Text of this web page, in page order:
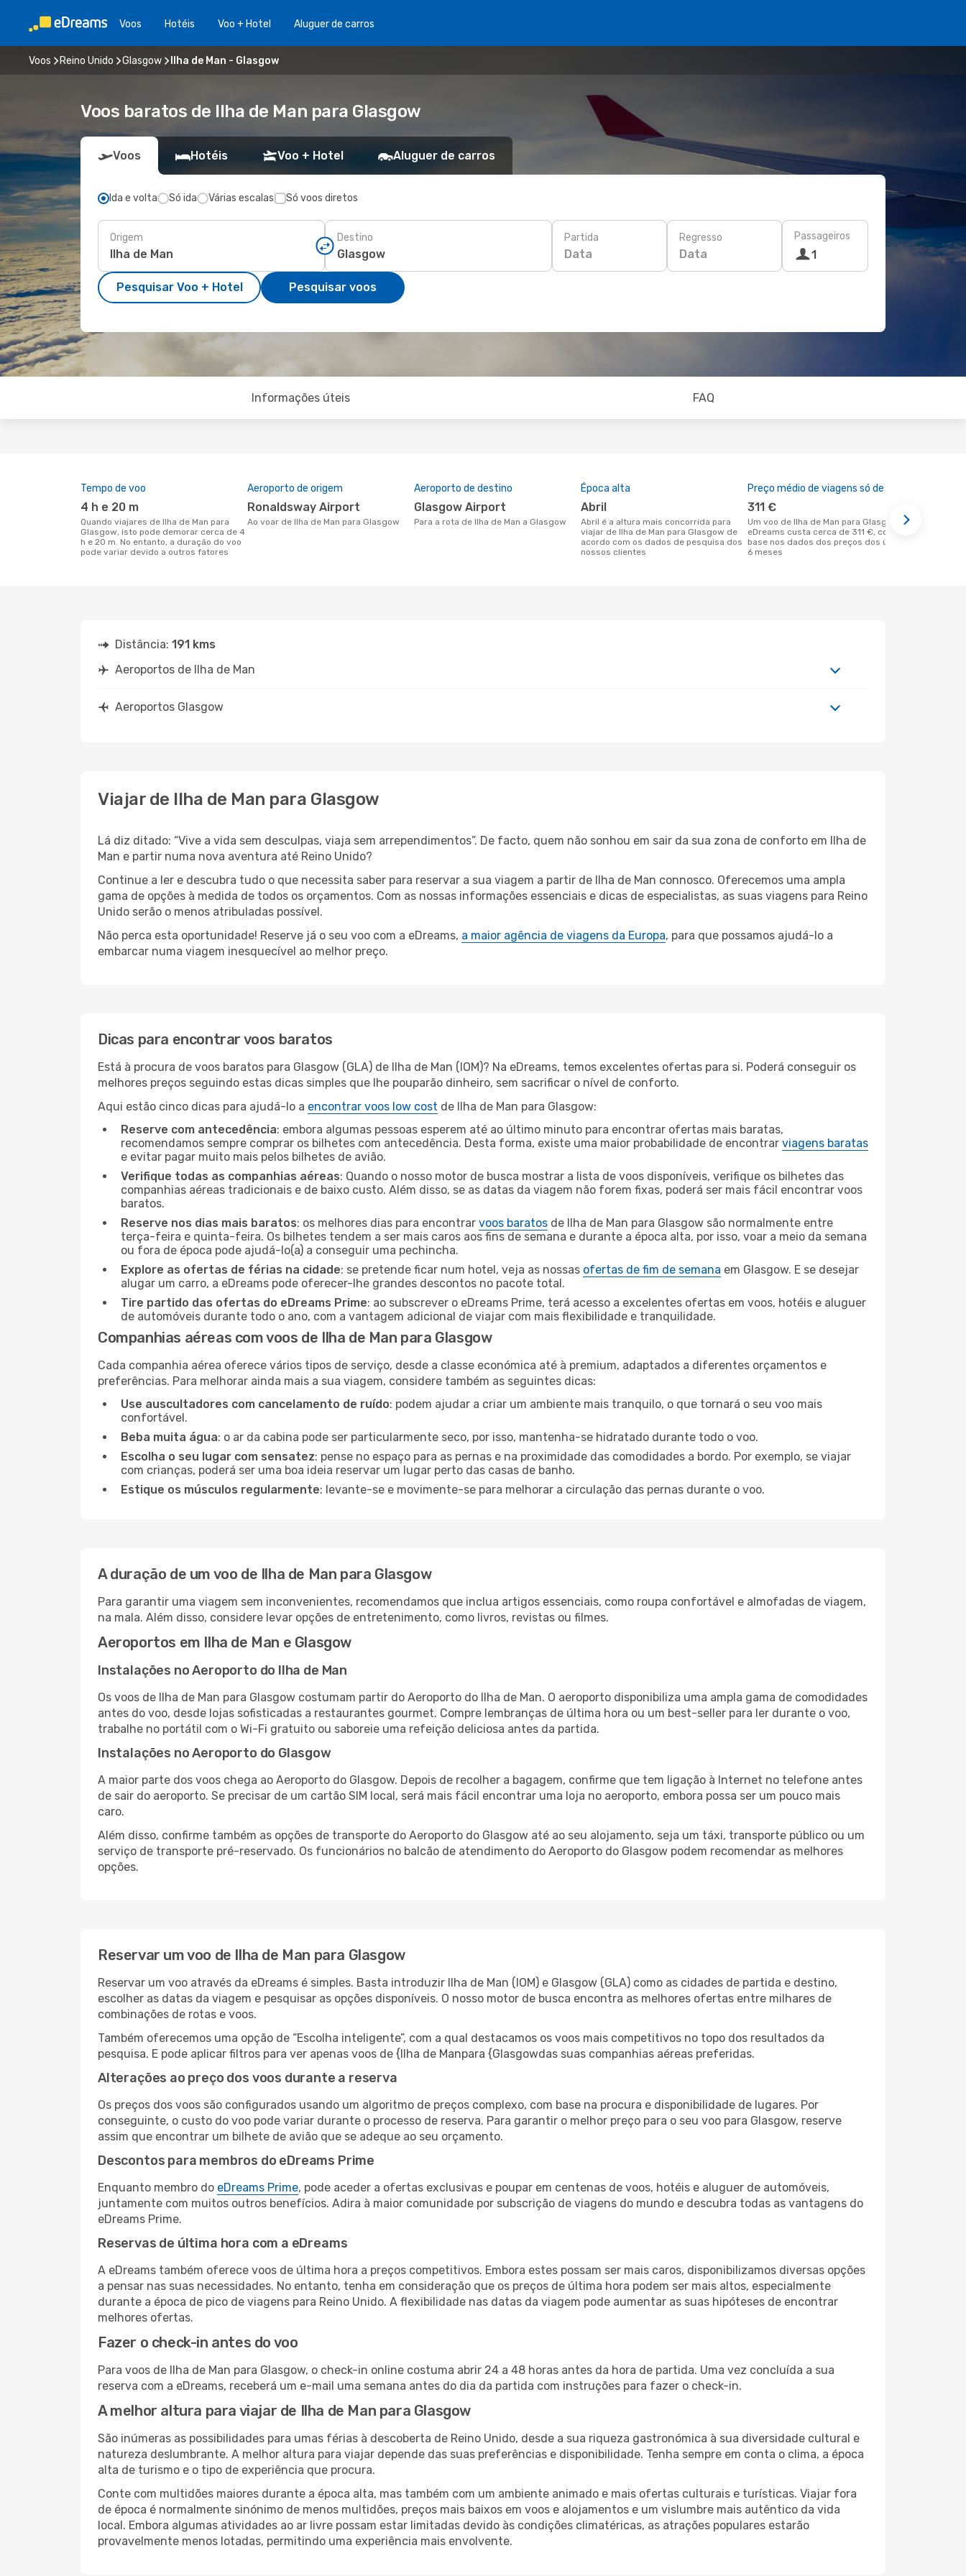
Voos Hotéis Voo + Hotel Aluguer de carros
Voos Reino Unido Glasgow Ilha de Man - Glasgow
Voos baratos de Ilha de Man para Glasgow
Voos Hotéis Voo + Hotel Aluguer de carros
Ida e volta Só ida Várias escalas Só voos diretos
Origem Destino Partida
Data
Regresso
Data
Passageiros
1
Pesquisar Voo + Hotel Pesquisar voos
Informações úteis FAQ
Tempo de voo
4 h e 20 m
Quando viajares de Ilha de Man para
Glasgow, isto pode demorar cerca de 4
h e 20 m. No entanto, a duração do voo
pode variar devido a outros fatores
Aeroporto de origem
Ronaldsway Airport
Ao voar de Ilha de Man para Glasgow
Aeroporto de destino
Glasgow Airport
Para a rota de Ilha de Man a Glasgow
Época alta
abril
abril é a altura mais concorrida para
viajar de Ilha de Man para Glasgow de
acordo com os dados de pesquisa dos
nossos clientes
Preço médio de viagens só de ida
311 €
Um voo de Ilha de Man para Glasgow na
eDreams custa cerca de 311 €, com
base nos dados dos preços dos últimos
6 meses
Distância: 191 kms
Aeroportos de Ilha de Man
Aeroportos Glasgow
Viajar de Ilha de Man para Glasgow
Lá diz ditado: “Vive a vida sem desculpas, viaja sem arrependimentos”. De facto, quem não sonhou em sair da sua zona de conforto em Ilha de
Man e partir numa nova aventura até Reino Unido?
Continue a ler e descubra tudo o que necessita saber para reservar a sua viagem a partir de Ilha de Man connosco. Oferecemos uma ampla
gama de opções à medida de todos os orçamentos. Com as nossas informações essenciais e dicas de especialistas, as suas viagens para Reino
Unido serão o menos atribuladas possível.
Não perca esta oportunidade! Reserve já o seu voo com a eDreams, a maior agência de viagens da Europa, para que possamos ajudá-lo a
embarcar numa viagem inesquecível ao melhor preço.
Dicas para encontrar voos baratos
Está à procura de voos baratos para Glasgow (GLA) de Ilha de Man (IOM)? Na eDreams, temos excelentes ofertas para si. Poderá conseguir os
melhores preços seguindo estas dicas simples que lhe pouparão dinheiro, sem sacrificar o nível de conforto.
Aqui estão cinco dicas para ajudá-lo a encontrar voos low cost de Ilha de Man para Glasgow:
Reserve com antecedência: embora algumas pessoas esperem até ao último minuto para encontrar ofertas mais baratas,
recomendamos sempre comprar os bilhetes com antecedência. Desta forma, existe uma maior probabilidade de encontrar viagens baratas
e evitar pagar muito mais pelos bilhetes de avião.
Verifique todas as companhias aéreas: Quando o nosso motor de busca mostrar a lista de voos disponíveis, verifique os bilhetes das
companhias aéreas tradicionais e de baixo custo. Além disso, se as datas da viagem não forem fixas, poderá ser mais fácil encontrar voos
baratos.
Reserve nos dias mais baratos: os melhores dias para encontrar voos baratos de Ilha de Man para Glasgow são normalmente entre
terça-feira e quinta-feira. Os bilhetes tendem a ser mais caros aos fins de semana e durante a época alta, por isso, voar a meio da semana
ou fora de época pode ajudá-lo(a) a conseguir uma pechincha.
Explore as ofertas de férias na cidade: se pretende ficar num hotel, veja as nossas ofertas de fim de semana em Glasgow. E se desejar
alugar um carro, a eDreams pode oferecer-lhe grandes descontos no pacote total.
Tire partido das ofertas do eDreams Prime: ao subscrever o eDreams Prime, terá acesso a excelentes ofertas em voos, hotéis e aluguer
de automóveis durante todo o ano, com a vantagem adicional de viajar com mais flexibilidade e tranquilidade.
Companhias aéreas com voos de Ilha de Man para Glasgow
Cada companhia aérea oferece vários tipos de serviço, desde a classe económica até à premium, adaptados a diferentes orçamentos e
preferências. Para melhorar ainda mais a sua viagem, considere também as seguintes dicas:
Use auscultadores com cancelamento de ruído: podem ajudar a criar um ambiente mais tranquilo, o que tornará o seu voo mais
confortável.
Beba muita água: o ar da cabina pode ser particularmente seco, por isso, mantenha-se hidratado durante todo o voo.
Escolha o seu lugar com sensatez: pense no espaço para as pernas e na proximidade das comodidades a bordo. Por exemplo, se viajar
com crianças, poderá ser uma boa ideia reservar um lugar perto das casas de banho.
Estique os músculos regularmente: levante-se e movimente-se para melhorar a circulação das pernas durante o voo.
A duração de um voo de Ilha de Man para Glasgow
Para garantir uma viagem sem inconvenientes, recomendamos que inclua artigos essenciais, como roupa confortável e almofadas de viagem,
na mala. Além disso, considere levar opções de entretenimento, como livros, revistas ou filmes.
Aeroportos em Ilha de Man e Glasgow
Instalações no Aeroporto do Ilha de Man
Os voos de Ilha de Man para Glasgow costumam partir do Aeroporto do Ilha de Man. O aeroporto disponibiliza uma ampla gama de comodidades
antes do voo, desde lojas sofisticadas a restaurantes gourmet. Compre lembranças de última hora ou um best-seller para ler durante o voo,
trabalhe no portátil com o Wi-Fi gratuito ou saboreie uma refeição deliciosa antes da partida.
Instalações no Aeroporto do Glasgow
A maior parte dos voos chega ao Aeroporto do Glasgow. Depois de recolher a bagagem, confirme que tem ligação à Internet no telefone antes
de sair do aeroporto. Se precisar de um cartão SIM local, será mais fácil encontrar uma loja no aeroporto, embora possa ser um pouco mais
caro.
Além disso, confirme também as opções de transporte do Aeroporto do Glasgow até ao seu alojamento, seja um táxi, transporte público ou um
serviço de transporte pré-reservado. Os funcionários no balcão de atendimento do Aeroporto do Glasgow podem recomendar as melhores
opções.
Reservar um voo de Ilha de Man para Glasgow
Reservar um voo através da eDreams é simples. Basta introduzir Ilha de Man (IOM) e Glasgow (GLA) como as cidades de partida e destino,
escolher as datas da viagem e pesquisar as opções disponíveis. O nosso motor de busca encontra as melhores ofertas entre milhares de
combinações de rotas e voos.
Também oferecemos uma opção de “Escolha inteligente”, com a qual destacamos os voos mais competitivos no topo dos resultados da
pesquisa. E pode aplicar filtros para ver apenas voos de {Ilha de Manpara {Glasgowdas suas companhias aéreas preferidas.
Alterações ao preço dos voos durante a reserva
Os preços dos voos são configurados usando um algoritmo de preços complexo, com base na procura e disponibilidade de lugares. Por
conseguinte, o custo do voo pode variar durante o processo de reserva. Para garantir o melhor preço para o seu voo para Glasgow, reserve
assim que encontrar um bilhete de avião que se adeque ao seu orçamento.
Descontos para membros do eDreams Prime
Enquanto membro do eDreams Prime, pode aceder a ofertas exclusivas e poupar em centenas de voos, hotéis e aluguer de automóveis,
juntamente com muitos outros benefícios. Adira à maior comunidade por subscrição de viagens do mundo e descubra todas as vantagens do
eDreams Prime.
Reservas de última hora com a eDreams
A eDreams também oferece voos de última hora a preços competitivos. Embora estes possam ser mais caros, disponibilizamos diversas opções
a pensar nas suas necessidades. No entanto, tenha em consideração que os preços de última hora podem ser mais altos, especialmente
durante a época de pico de viagens para Reino Unido. A flexibilidade nas datas da viagem pode aumentar as suas hipóteses de encontrar
melhores ofertas.
Fazer o check-in antes do voo
Para voos de Ilha de Man para Glasgow, o check-in online costuma abrir 24 a 48 horas antes da hora de partida. Uma vez concluída a sua
reserva com a eDreams, receberá um e-mail uma semana antes do dia da partida com instruções para fazer o check-in.
A melhor altura para viajar de Ilha de Man para Glasgow
São inúmeras as possibilidades para umas férias à descoberta de Reino Unido, desde a sua riqueza gastronómica à sua diversidade cultural e
natureza deslumbrante. A melhor altura para viajar depende das suas preferências e disponibilidade. Tenha sempre em conta o clima, a época
alta de turismo e o tipo de experiência que procura.
Conte com multidões maiores durante a época alta, mas também com um ambiente animado e mais ofertas culturais e turísticas. Viajar fora
de época é normalmente sinónimo de menos multidões, preços mais baixos em voos e alojamentos e um vislumbre mais autêntico da vida
local. Embora algumas atividades ao ar livre possam estar limitadas devido às condições climatéricas, as atrações populares estarão
provavelmente menos lotadas, permitindo uma experiência mais envolvente.